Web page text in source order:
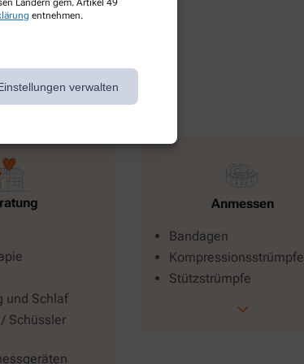
Ländern gem. Artikel 49
entnehmen.
verwalten
und Schlaf
Schüssler
Anmessen
Bandagen
Kompressionsstrümpfe
Stützstrümpfe